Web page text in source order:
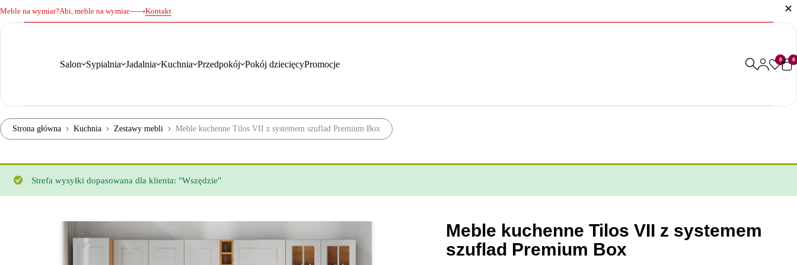
Meble na wymiar?Abi, meble na wymiar Kontakt
Salon Sypialnia Jadalnia Kuchnia Przedpokój Pokój dziecięcyPromocje 0 0
Strona główna Kuchnia Zestawy mebli Meble kuchenne Tilos VII z systemem szuflad Premium Box
Strefa wysyłki dopasowana dla klienta: "Wszędzie"
Meble kuchenne Tilos VII z systemem
szuflad Premium Box